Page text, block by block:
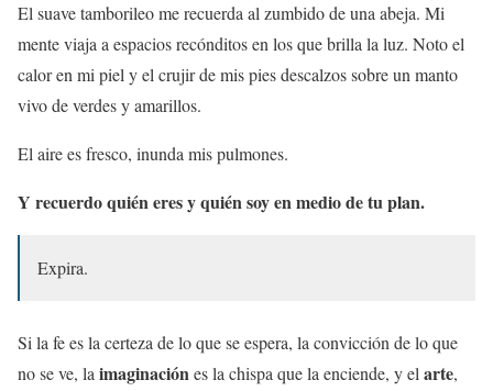
El suave tamborileo me recuerda al zumbido de una abeja. Mi
mente viaja a espacios recónditos en los que brilla la luz. Noto el
calor en mi piel y el crujir de mis pies descalzos sobre un manto
vivo de verdes y amarillos.
El aire es fresco, inunda mis pulmones.
Y recuerdo quién eres y quién soy en medio de tu plan.
Expira.
Si la fe es la certeza de lo que se espera, la convicción de lo que
no se ve, la imaginaciónes la chispa que la enciende, y el arte,